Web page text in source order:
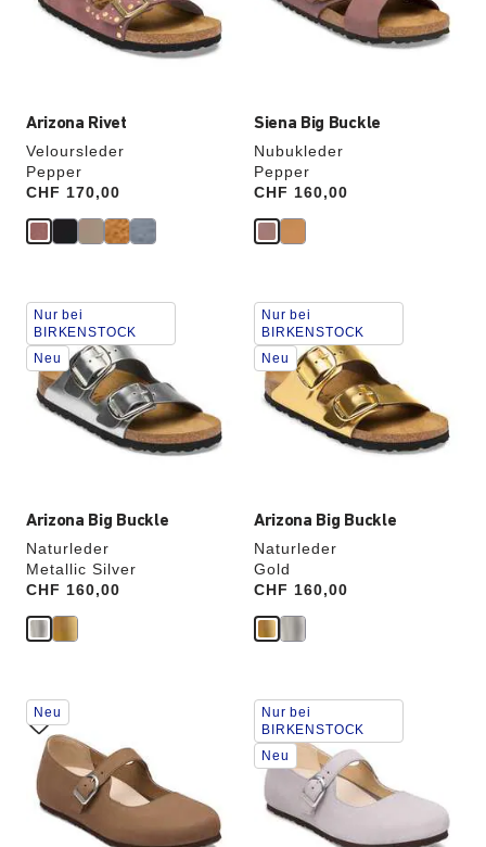
Arizona Rivet
Veloursleder
Pepper
Price:
CHF 170,00
Produktbilder
aktualisiert.
Siena Big Buckle
Nubukleder
Pepper
Price:
CHF 160,00
Produktbilder
Arizona Big Buckle
Naturleder
Metallic Silver
Price:
CHF 160,00
Durch
Anklicken
der
Farben
werden
die
Produktbilder
aktualisiert.
Nur bei
BIRKENSTOCK
Neu
Arizona Big Buckle
Naturleder
Gold
Price:
CHF 160,00
Durch
Anklicken
der
Farben
werden
die
Produktbilder
aktualisiert.
Nur bei
BIRKENSTOCK
Neu
Durch
Anklicken
der
Farben
werden
die
Produktbilder
aktualisiert.
Neu
Durch
Anklicken
der
Farben
werden
die
Produktbilder
aktualisiert.
Nur bei
BIRKENSTOCK
Neu